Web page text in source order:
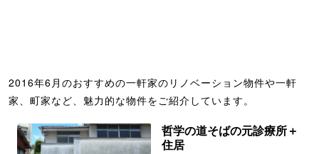
2016年6月のおすすめの一軒家のリノベーション物件や一軒
家、町家など、魅力的な物件をご紹介しています。
哲学の道そばの元診療所＋
住居